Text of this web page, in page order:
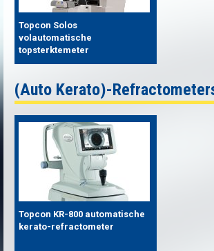
Topcon Solos
volautomatische
topsterktemeter
(Auto Kerato)-
Topcon KR-800 automatische
kerato-refractometer